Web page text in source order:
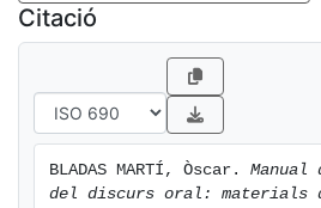
Citació
BLADAS MARTÍ, Òscar.
del discurs oral: materials